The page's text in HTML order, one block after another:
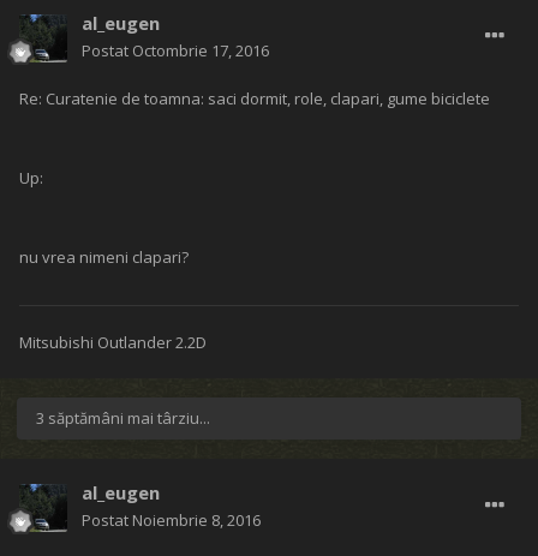
al_eugen
Postat Octombrie 17, 2016
Re: Curatenie de toamna: saci dormit, role, clapari, gume biciclete
Up:
nu vrea nimeni clapari?
Mitsubishi Outlander 2.2D
3 săptămâni mai târziu...
al_eugen
Postat Noiembrie 8, 2016